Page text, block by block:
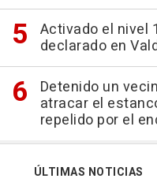
Activado el nivel
declarado en
Detenido un
atracar el
repelido por el
ÚLTIMAS NOTICIAS